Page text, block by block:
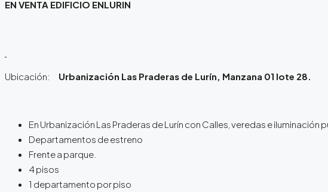
EN VENTA EDIFICIO ENLURIN
Ubicación: Urbanización Las Praderas de Lurín, Manzana 01 lote 28.
En Urbanización Las Praderas de Lurín con Calles, veredas e
Departamentos de estreno
Frente a parque.
4 pisos
1 departamento por piso